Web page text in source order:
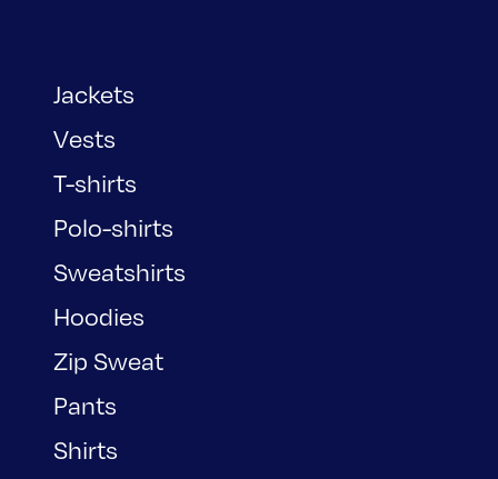
Jackets
Vests
T-shirts
Polo-shirts
Sweatshirts
Hoodies
Zip Sweat
Pants
Shirts